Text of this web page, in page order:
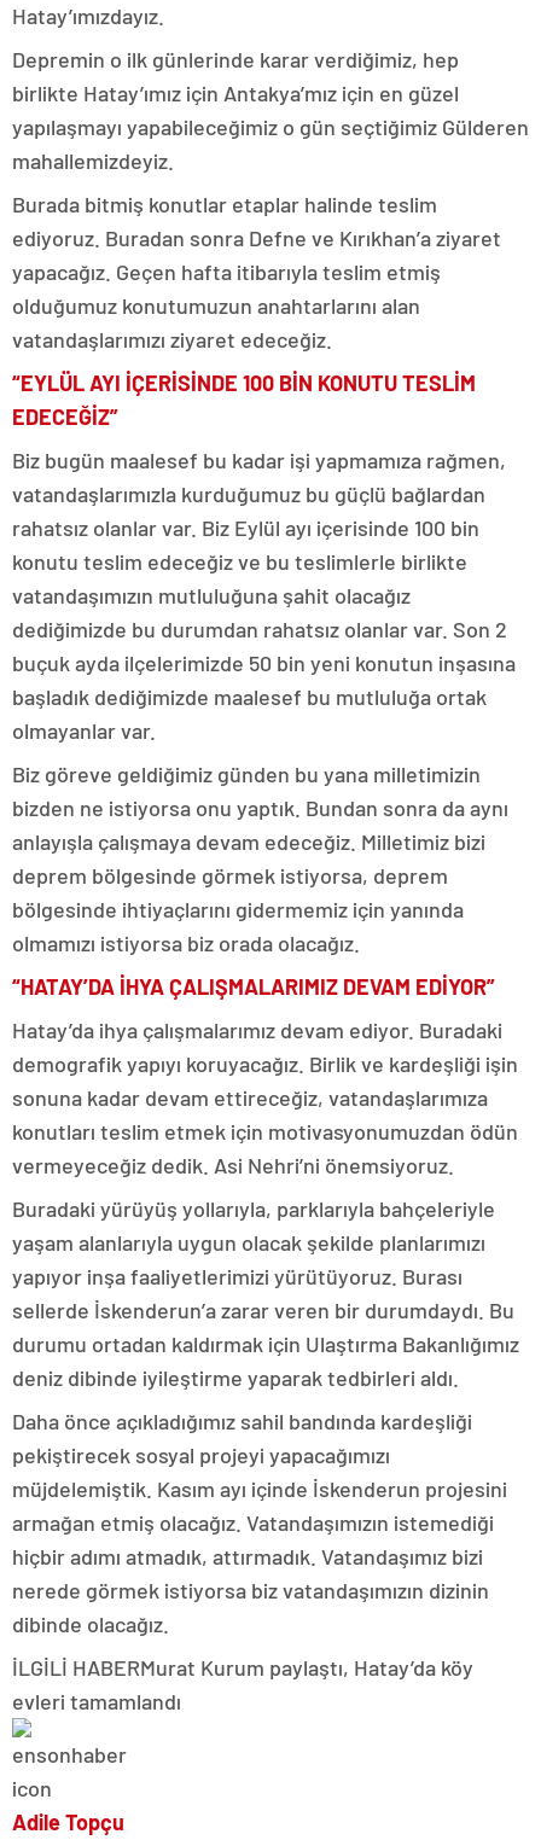
Hatay’ımızdayız.
Depremin o ilk günlerinde karar verdiğimiz, hep
birlikte Hatay’ımız için Antakya’mız için en güzel
yapılaşmayı yapabileceğimiz o gün seçtiğimiz Gülderen
mahallemizdeyiz.
Burada bitmiş konutlar etaplar halinde teslim
ediyoruz. Buradan sonra Defne ve Kırıkhan’a ziyaret
yapacağız. Geçen hafta itibarıyla teslim etmiş
olduğumuz konutumuzun anahtarlarını alan
vatandaşlarımızı ziyaret edeceğiz.
“EYLÜL AYI İÇERİSİNDE 100 BİN KONUTU TESLİM
EDECEĞİZ”
Biz bugün maalesef bu kadar işi yapmamıza rağmen,
vatandaşlarımızla kurduğumuz bu güçlü bağlardan
rahatsız olanlar var. Biz Eylül ayı içerisinde 100 bin
konutu teslim edeceğiz ve bu teslimlerle birlikte
vatandaşımızın mutluluğuna şahit olacağız
dediğimizde bu durumdan rahatsız olanlar var. Son 2
buçuk ayda ilçelerimizde 50 bin yeni konutun inşasına
başladık dediğimizde maalesef bu mutluluğa ortak
olmayanlar var.
Biz göreve geldiğimiz günden bu yana milletimizin
bizden ne istiyorsa onu yaptık. Bundan sonra da aynı
anlayışla çalışmaya devam edeceğiz. Milletimiz bizi
deprem bölgesinde görmek istiyorsa, deprem
bölgesinde ihtiyaçlarını gidermemiz için yanında
olmamızı istiyorsa biz orada olacağız.
“HATAY’DA İHYA ÇALIŞMALARIMIZ DEVAM EDİYOR”
Hatay’da ihya çalışmalarımız devam ediyor. Buradaki
demografik yapıyı koruyacağız. Birlik ve kardeşliği işin
sonuna kadar devam ettireceğiz, vatandaşlarımıza
konutları teslim etmek için motivasyonumuzdan ödün
vermeyeceğiz dedik. Asi Nehri’ni önemsiyoruz.
Buradaki yürüyüş yollarıyla, parklarıyla bahçeleriyle
yaşam alanlarıyla uygun olacak şekilde planlarımızı
yapıyor inşa faaliyetlerimizi yürütüyoruz. Burası
sellerde İskenderun’a zarar veren bir durumdaydı. Bu
durumu ortadan kaldırmak için Ulaştırma Bakanlığımız
deniz dibinde iyileştirme yaparak tedbirleri aldı.
Daha önce açıkladığımız sahil bandında kardeşliği
pekiştirecek sosyal projeyi yapacağımızı
müjdelemiştik. Kasım ayı içinde İskenderun projesini
armağan etmiş olacağız. Vatandaşımızın istemediği
hiçbir adımı atmadık, attırmadık. Vatandaşımız bizi
nerede görmek istiyorsa biz vatandaşımızın dizinin
dibinde olacağız.
İLGİLİ HABERMurat Kurum paylaştı, Hatay’da köy
evleri tamamlandı
Adile Topçu